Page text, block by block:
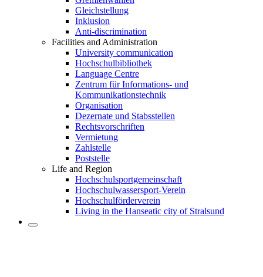
Gleichstellung
Inklusion
Anti-discrimination
Facilities and Administration
University communication
Hochschulbibliothek
Language Centre
Zentrum für Informations- und
Kommunikationstechnik
Organisation
Dezernate und Stabsstellen
Rechtsvorschriften
Vermietung
Zahlstelle
Poststelle
Life and Region
Hochschulsportgemeinschaft
Hochschulwassersport-Verein
Hochschulförderverein
Living in the Hanseatic city of Stralsund